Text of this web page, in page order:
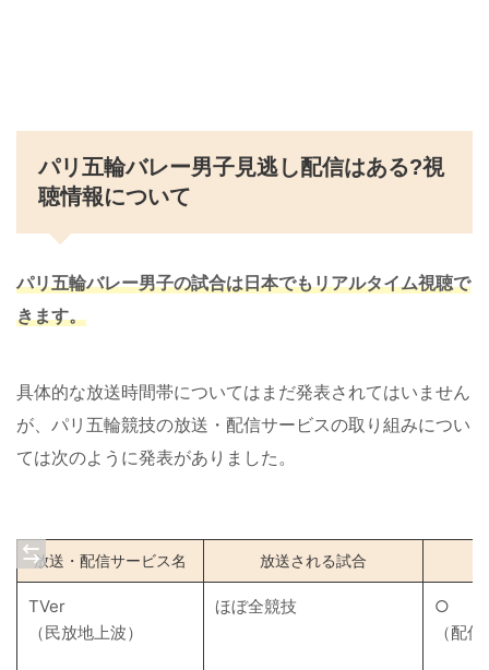
パリ五輪バレー男子見逃し配信はある?視
聴情報について
パリ五輪バレー男子の試合は日本でもリアルタイム視聴で
きます。
具体的な放送時間帯についてはまだ発表されてはいません
が、パリ五輪競技の放送・配信サービスの取り組みについ
ては次のように発表がありました。
放送・配信サービス名 放送される試合
TVer
（民放地上波）
ほぼ全競技
○
（配